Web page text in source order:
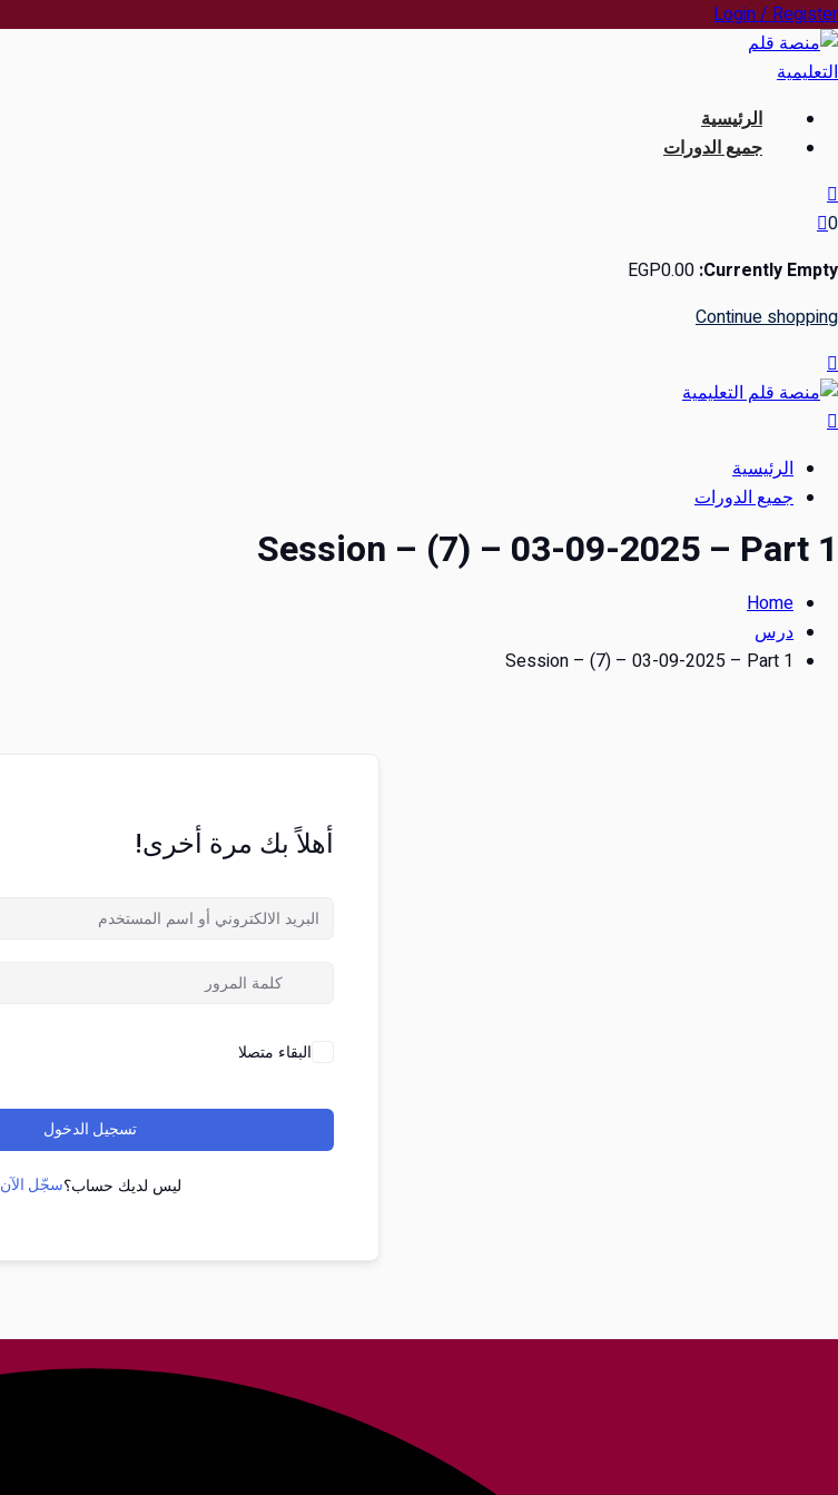
Skip
to
content
Login / Register
الرئيسية
جميع الدورات
0
Currently Empty:
EGP0.00
Continue shopping
الرئيسية
جميع الدورات
Session – (7) – 03-09-2025 – Part 1
Home
درس
Session – (7) – 03-09-2025 – Part 1
أهلاً بك مرة أخرى!
البقاء متصلا
تسجيل الدخول
ليس لديك حساب؟سجّل الآن